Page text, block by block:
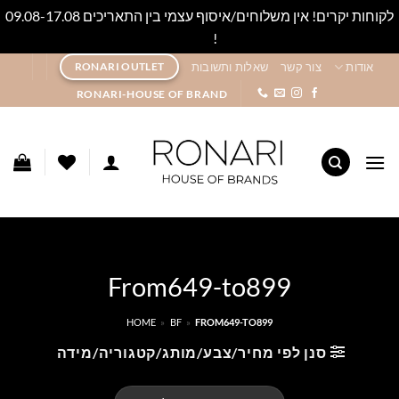
לקוחות יקרים! אין משלוחים/איסוף עצמי בין התאריכים 09.08-17.08
!
content
אודות צור קשר שאלות ותשובות RONARI OUTLET
RONARI-HOUSE OF BRAND
From649-to899
HOME » BF » FROM649-TO899
סנן לפי מחיר/צבע/מותג/קטגוריה/מידה